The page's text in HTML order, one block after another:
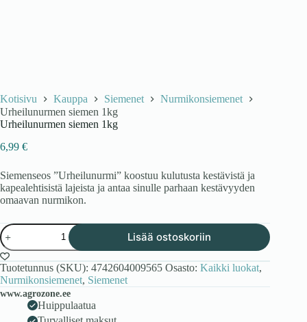
Kotisivu Kauppa Siemenet
Nurmikonsiemenet
Urheilunurmen siemen 1kg
Urheilunurmen siemen 1kg
6,99 €
Siemenseos ”Urheilunurmi” koostuu kulutusta kestävistä ja
kapealehtisistä lajeista ja antaa sinulle parhaan kestävyyden
omaavan nurmikon.
Urheilunurmen
siemen
1kg
määrä
Lisää ostoskoriin
Tuotetunnus (SKU): 4742604009565 Osasto: Kaikki luokat,
Nurmikonsiemenet, Siemenet
www.agrozone.ee
Huippulaatua